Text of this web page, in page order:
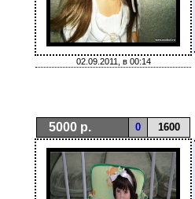
02.09.2011, в 00:14
5000 р. 0 1600